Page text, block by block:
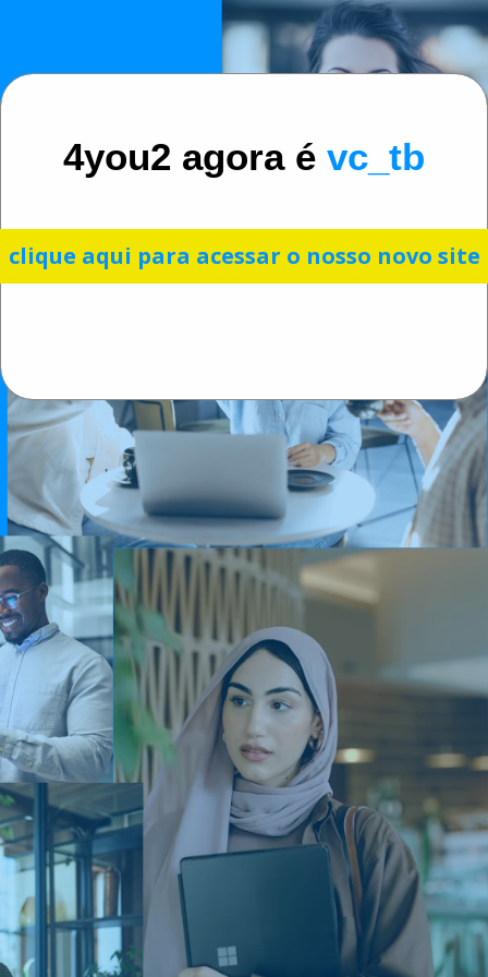
4you2 agora é vc_tb
clique aqui para acessar o nosso novo site